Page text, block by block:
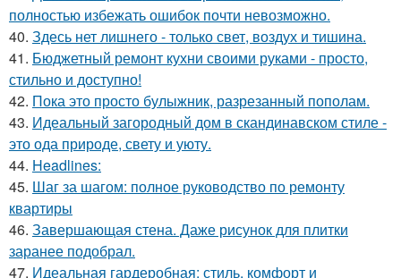
полностью избежать ошибок почти невозможно.
40. Здесь нет лишнего - только свет, воздух и тишина.
41. Бюджетный ремонт кухни своими руками - просто,
стильно и доступно!
42. Пока это просто булыжник, разрезанный пополам.
43. Идеальный загородный дом в скандинавском стиле -
это ода природе, свету и уюту.
44. Headlines:
45. Шаг за шагом: полное руководство по ремонту
квартиры
46. Завершающая стена. Даже рисунок для плитки
заранее подобрал.
47. Идеальная гардеробная: стиль, комфорт и